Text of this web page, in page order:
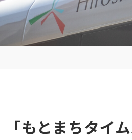
「もとまちタイ